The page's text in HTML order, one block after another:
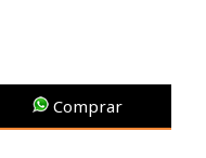
Comprar